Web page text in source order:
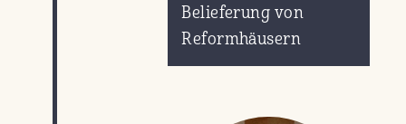
Belieferung von
Reformhäusern